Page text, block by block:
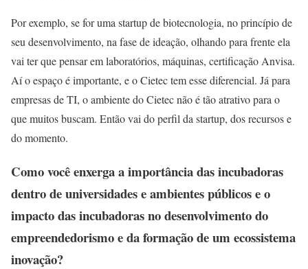
Por exemplo, se for uma startup de biotecnologia, no princípio de
seu desenvolvimento, na fase de ideação, olhando para frente ela
vai ter que pensar em laboratórios, máquinas, certificação Anvisa.
Aí o espaço é importante, e o Cietec tem esse diferencial. Já para
empresas de TI, o ambiente do Cietec não é tão atrativo para o
que muitos buscam. Então vai do perfil da startup, dos recursos e
do momento.
Como você enxerga a importância das incubadoras
dentro de universidades e ambientes públicos e o
impacto das incubadoras no desenvolvimento do
empreendedorismo e da formação de um ecossistema
inovação?